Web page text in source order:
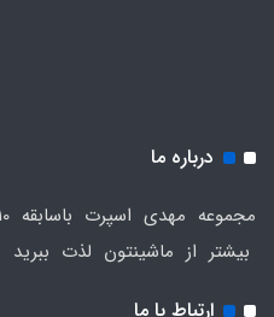
درباره ما
بیشتر از ماشینتون لذت ببرید
ارتباط با ما